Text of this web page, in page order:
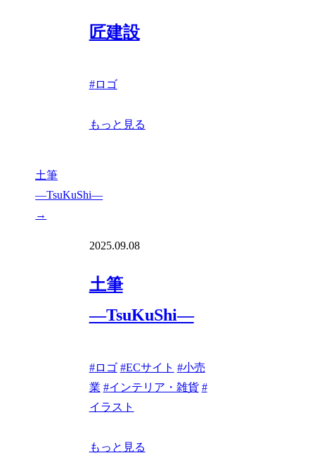
匠建設
#ロゴ
もっと見る
土筆
―TsuKuShi―
→
2025.09.08
土筆
―TsuKuShi―
#ロゴ #ECサイト #小売
業 #インテリア・雑貨 #
イラスト
もっと見る